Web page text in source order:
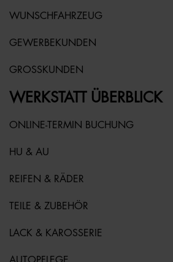
WUNSCHFAHRZEUG
GEWERBEKUNDEN
GROSSKUNDEN
WERKSTATT ÜBERBLICK
ONLINE-TERMIN BUCHUNG
HU & AU
REIFEN & RÄDER
TEILE & ZUBEHÖR
LACK & KAROSSERIE